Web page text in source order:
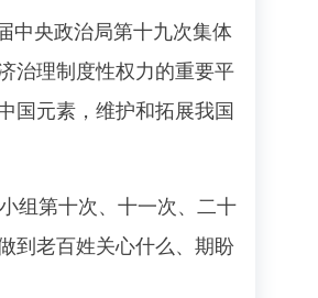
央政治局第十九次集体
治理制度性权力的重要平
国元素，维护和拓展我国
组第十次、十一次、二十
到老百姓关心什么、期盼